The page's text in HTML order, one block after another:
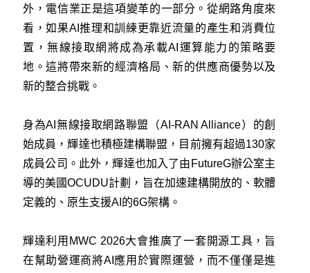
外，電信業正是這項變革的一部分。從網路角度來
看，如果AI推理和訓練更靠近流量的產生和消費位
置，無線接取網將成為承載AI運算能力的策略要
地。這將帶來新的經濟格局、新的供應商優勢以及
新的整合挑戰。
身為AI無線接取網路聯盟（AI-RAN Alliance）的創
始成員，輝達也積極建構聯盟，目前擁有超過130家
成員公司。此外，輝達也加入了由FutureG辦公室主
導的美國OCUDU計劃，旨在加速建構開放的、軟體
定義的、原生支援AI的6G架構。
輝達利用MWC 2026大會推廣了一套開源工具，旨
在幫助營運商將AI應用於實際運營，而不僅僅是進